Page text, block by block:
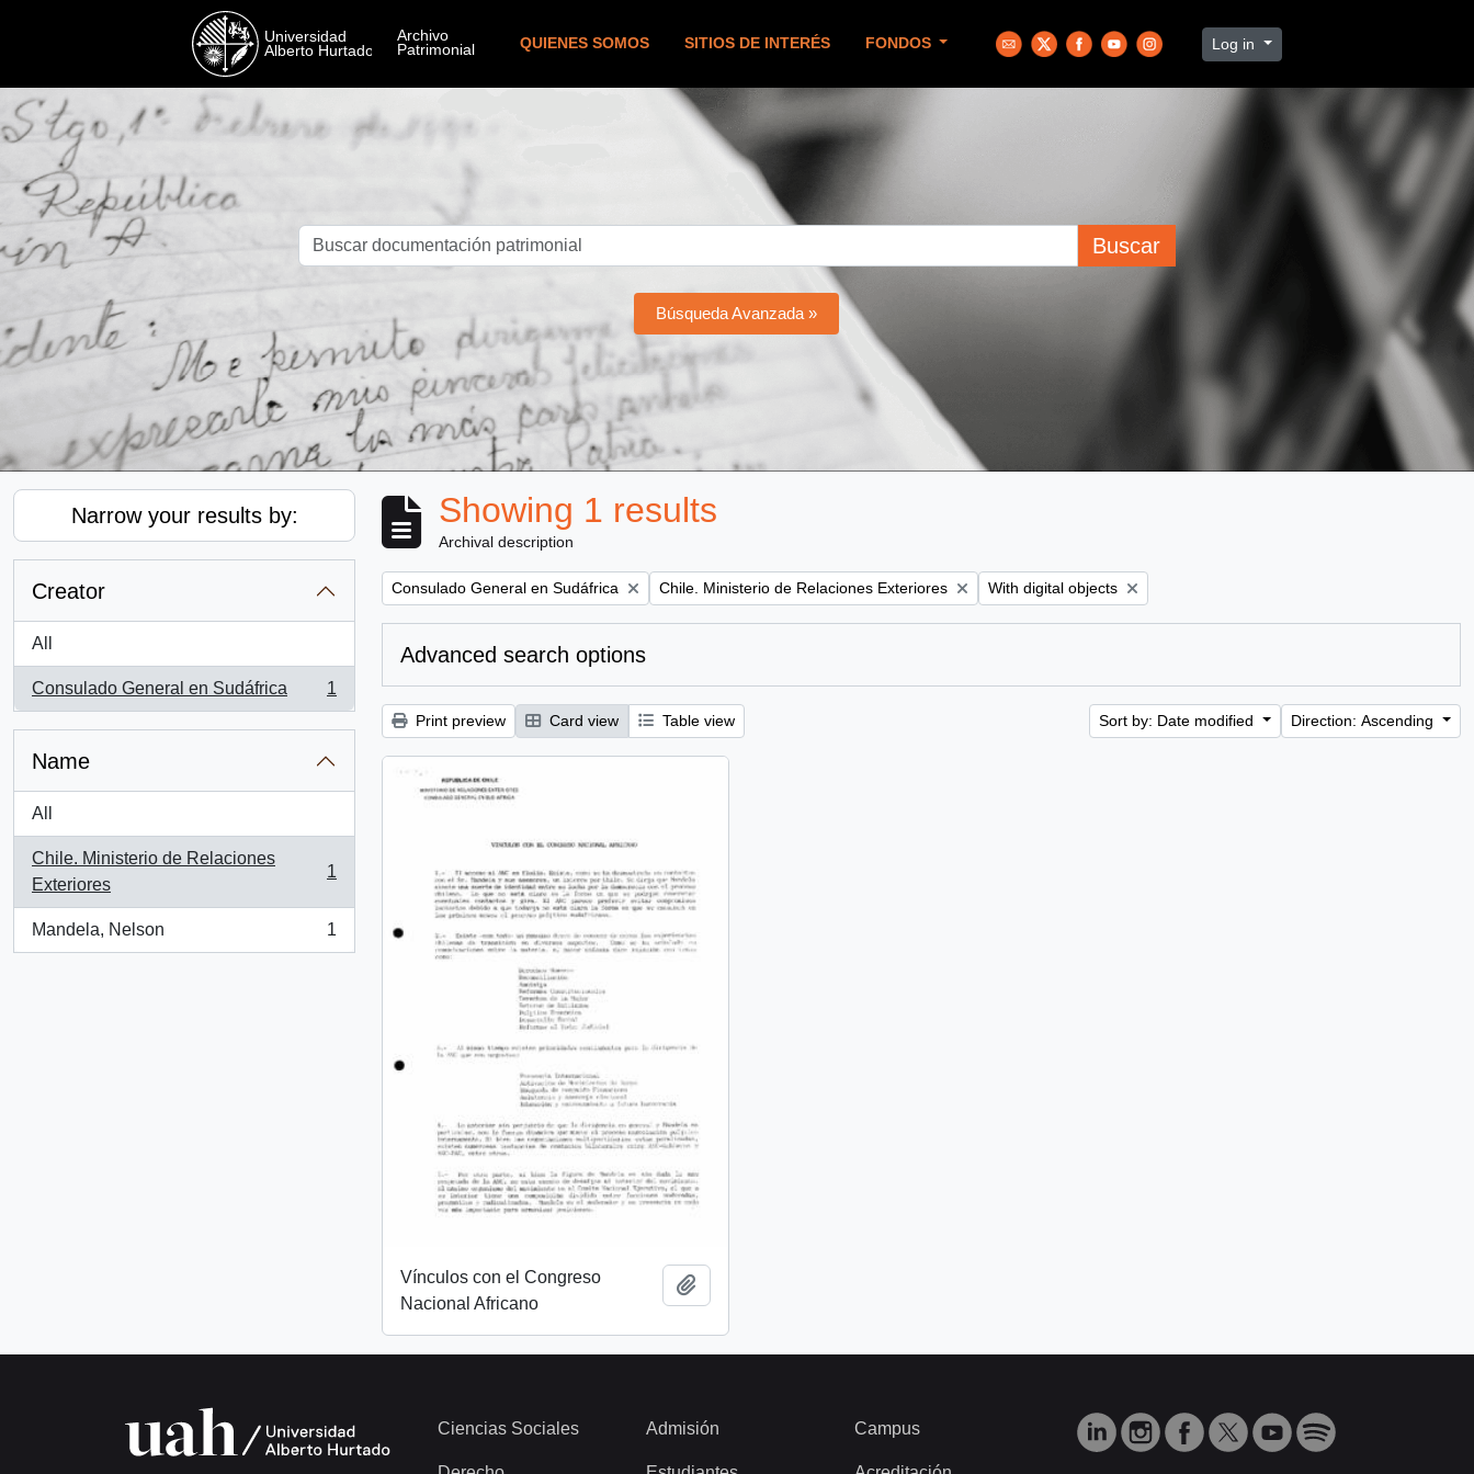
QUIENES SOMOS SITIOS DE INTERÉS FONDOS Log in
Buscar
Búsqueda Avanzada »
Narrow your results by:
Creator
All
Consulado General en Sudáfrica
, 1 results
1
Name
All
Chile. Ministerio de Relaciones
Exteriores
, 1 results
1
Mandela, Nelson
, 1 results
1
Showing 1 results
Archival description
Remove filter:
Consulado General en Sudáfrica Remove filter:
Chile. Ministerio de Relaciones Exteriores Remove filter:
With digital objects
Advanced search options
Print preview Card view Table view Sort by: Date modified Direction: Ascending
Vínculos con el Congreso
Nacional Africano
Ciencias Sociales Admisión Campus